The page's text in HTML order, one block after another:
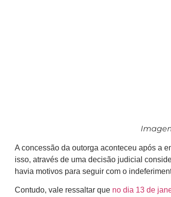
A concessão da outorga aconteceu após a
isso, através de uma decisão judicial
havia motivos para seguir com o
Contudo, vale ressaltar que no dia 13 de